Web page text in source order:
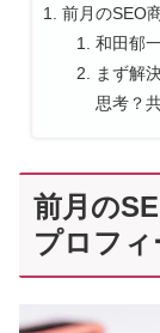
前月のSEO
和田郁
まず解
思考？
前月の
プロフィ